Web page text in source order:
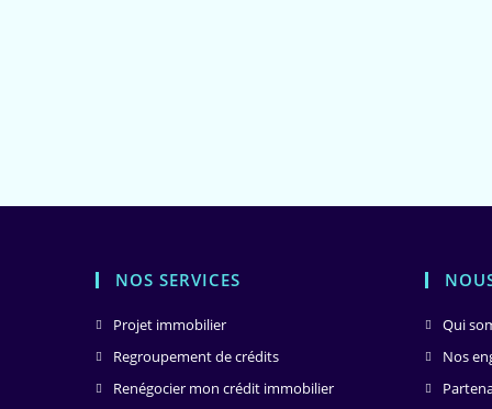
NOS SERVICES
Projet immobilier
Regroupement de crédits
Renégocier mon crédit immobilier
Qui
Nos